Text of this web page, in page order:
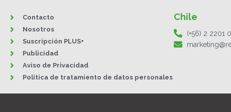
Contacto
Nosotros
Suscripción PLUS+
Publicidad
Aviso de Privacidad
Política de tratamiento de datos personales
Chile
(+56) 2 2201